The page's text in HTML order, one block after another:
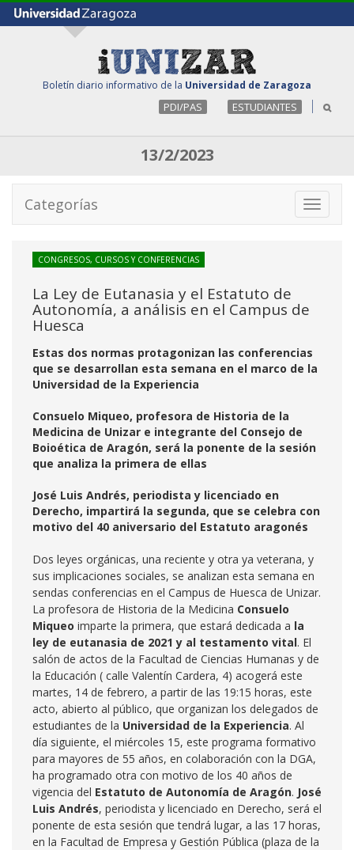
Boletín diario informativo de la Universidad de Zaragoza
PDI/PAS ESTUDIANTES
13/2/2023
Toggle
Categorías
CONGRESOS, CURSOS Y CONFERENCIAS
La Ley de Eutanasia y el Estatuto de
Autonomía, a análisis en el Campus de
Huesca
Estas dos normas protagonizan las conferencias
que se desarrollan esta semana en el marco de la
Universidad de la Experiencia
Consuelo Miqueo, profesora de Historia de la
Medicina de Unizar e integrante del Consejo de
Boioética de Aragón, será la ponente de la sesión
que analiza la primera de ellas
José Luis Andrés, periodista y licenciado en
Derecho, impartirá la segunda, que se celebra con
motivo del 40 aniversario del Estatuto aragonés
Dos leyes orgánicas, una reciente y otra ya veterana, y
sus implicaciones sociales, se analizan esta semana en
sendas conferencias en el Campus de Huesca de Unizar.
La profesora de Historia de la Medicina Consuelo
Miqueo imparte la primera, que estará dedicada a la
ley de eutanasia de 2021y al testamento vital. El
salón de actos de la Facultad de Ciencias Humanas y de
la Educación ( calle Valentín Cardera, 4) acogerá este
martes, 14 de febrero, a partir de las 19:15 horas, este
acto, abierto al público, que organizan los delegados de
estudiantes de la Universidad de la Experiencia. Al
día siguiente, el miércoles 15, este programa formativo
para mayores de 55 años, en colaboración con la DGA,
ha programado otra con motivo de los 40 años de
vigencia del Estatuto de Autonomía de Aragón. José
Luis Andrés, periodista y licenciado en Derecho, será el
ponente de esta sesión que tendrá lugar, a las 17 horas,
en la Facultad de Empresa y Gestión Pública (plaza de la